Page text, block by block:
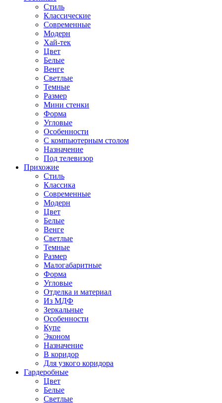
Стиль
Классические
Современные
Модерн
Хай-тек
Цвет
Белые
Венге
Светлые
Темные
Размер
Мини стенки
Форма
Угловые
Особенности
С компьютерным столом
Назначение
Под телевизор
Прихожие
Стиль
Классика
Современные
Модерн
Цвет
Белые
Венге
Светлые
Темные
Размер
Малогабаритные
Форма
Угловые
Отделка и материал
Из МДФ
Зеркальные
Особенности
Купе
Эконом
Назначение
В коридор
Для узкого коридора
Гардеробные
Цвет
Белые
Светлые